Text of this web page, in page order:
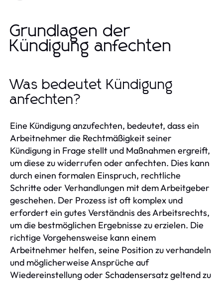
Grundlagen der
Kündigung anfechten
Was bedeutet Kündigung
anfechten?
Eine Kündigung anzufechten, bedeutet, dass ein
Arbeitnehmer die Rechtmäßigkeit seiner
Kündigung in Frage stellt und Maßnahmen ergreift,
um diese zu widerrufen oder anfechten. Dies kann
durch einen formalen Einspruch, rechtliche
Schritte oder Verhandlungen mit dem Arbeitgeber
geschehen. Der Prozess ist oft komplex und
erfordert ein gutes Verständnis des Arbeitsrechts,
um die bestmöglichen Ergebnisse zu erzielen. Die
richtige Vorgehensweise kann einem
Arbeitnehmer helfen, seine Position zu verhandeln
und möglicherweise Ansprüche auf
Wiedereinstellung oder Schadensersatz geltend zu